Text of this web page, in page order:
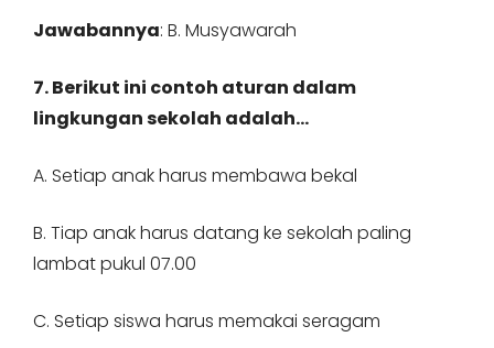
Jawabannya: B. Musyawarah
7. Berikut ini contoh aturan dalam
lingkungan sekolah adalah…
A. Setiap anak harus membawa bekal
B. Tiap anak harus datang ke sekolah paling
lambat pukul 07.00
C. Setiap siswa harus memakai seragam